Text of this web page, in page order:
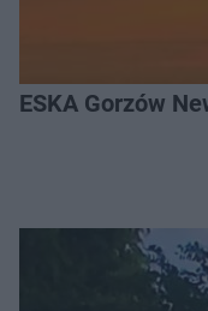
ESKA Gorzów